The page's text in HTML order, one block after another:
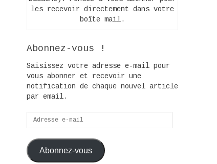
les recevoir directement dans votre
boîte mail.
Abonnez-vous !
Saisissez votre adresse e-mail pour
vous abonner et recevoir une
notification de chaque nouvel article
par email.
Adresse
e-
mail
Abonnez-vous